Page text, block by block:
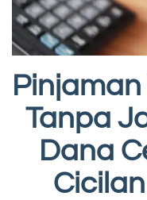
Tanpa
Dana